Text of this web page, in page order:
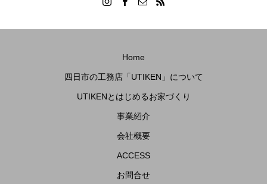
Home
四日市の工務店「UTIKEN」について
UTIKENとはじめるお家づくり
事業紹介
会社概要
ACCESS
お問合せ